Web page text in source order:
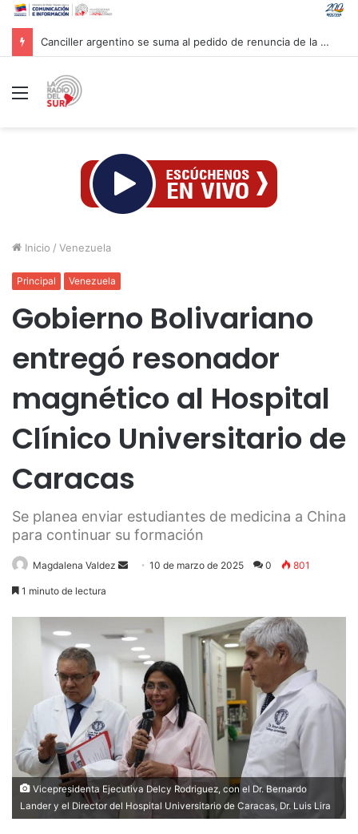
Canciller argentino se suma al pedido de renuncia de la vicepresidenta Villarruel
Menú
Inicio / Venezuela
Principal Venezuela
Gobierno Bolivariano
entregó resonador
magnético al Hospital
Clínico Universitario de
Caracas
Se planea enviar estudiantes de medicina a China
para continuar su formación
Magdalena Valdez
Send10 de marzo de 2025 0 801
1 minuto de lectura
Vicepresidenta Ejecutiva Delcy Rodriguez, con el Dr. Bernardo
Lander y el Director del Hospital Universitario de Caracas, Dr. Luis Lira